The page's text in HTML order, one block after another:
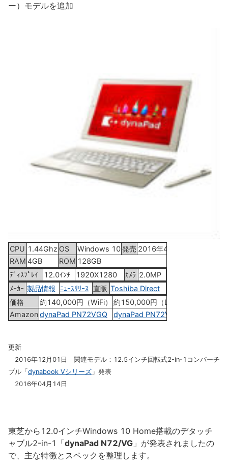
ー）モデルを追加
CPU 1.44Ghz OS Windows 10発売 2016年4月22日
RAM 4GB ROM 128GB
ﾃﾞｨｽﾌﾟﾚｲ
12.0ｲﾝﾁ 1920X1280 ｶﾒﾗ 2.0MP
ﾒｰｶｰ 製品情報 ﾆｭｰｽﾘﾘｰｽ 直販 Toshiba Direct
価格
約140,000円（WiFi）
約150,000円（LTE）
AmazondynaPad PN72VGQ dynaPad PN72VGP
更新
2016年12月01日 関連モデル：12.5インチ回転式2-in-1コンパーチ
ブル「 dynabook Vシリーズ 」発表
2016年04月14日
東芝から12.0インチWindows 10 Home搭載のデタッチ
ャブル2-in-1「dynaPad N72/VG 」が発表されましたの
で、主な特徴とスペックを整理します。